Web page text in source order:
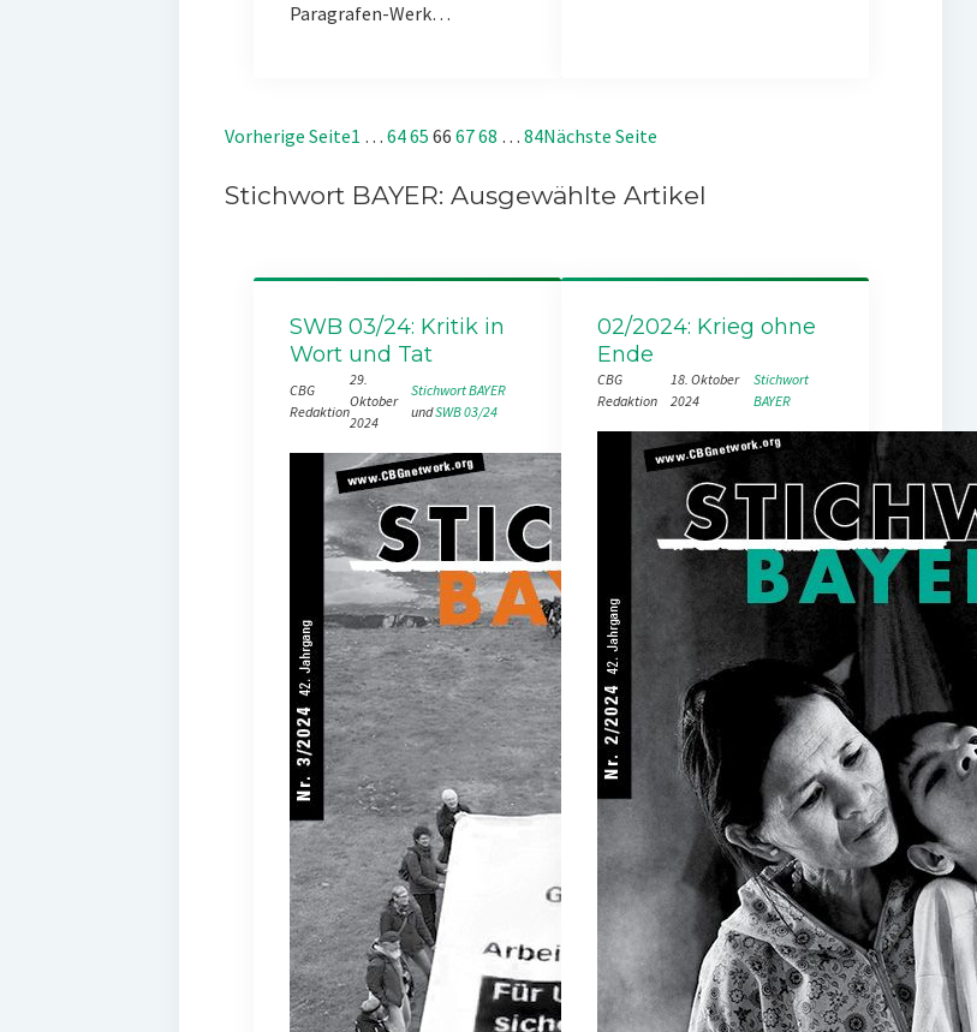
Paragrafen-Werk…
Vorherige Seite1 … 6465 66 6768 … 84Nächste Seite
Stichwort BAYER: Ausgewählte Artikel
SWB 03/24: Kritik in
Wort und Tat
CBG
Redaktion
29.
Oktober
2024
Stichwort BAYER
und SWB 03/24
02/2024: Krieg ohne
Ende
CBG
Redaktion
18. Oktober
2024
Stichwort
BAYER